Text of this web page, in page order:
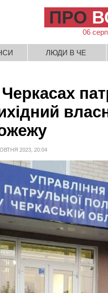
ПРО
06
ЛЮДИ В ЧЕ
2023, 20:04